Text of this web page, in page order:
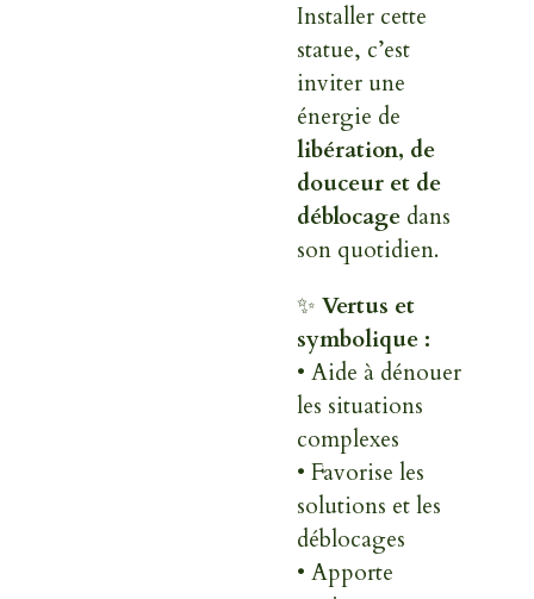
Installer cette
statue, c’est
inviter une
énergie de
libération, de
douceur et de
déblocage dans
son quotidien.
✨ Vertus et
symbolique :
• Aide à dénouer
les situations
complexes
• Favorise les
solutions et les
déblocages
• Apporte